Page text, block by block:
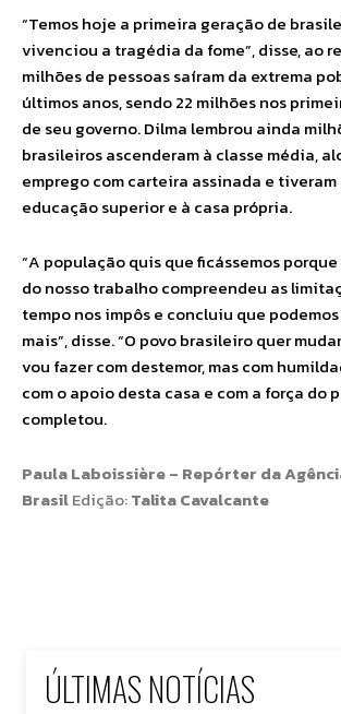
“Temos hoje a primeira geração de
vivenciou a tragédia da fome”, disse, ao
milhões de pessoas saíram da extrema
últimos anos, sendo 22 milhões nos
de seu governo. Dilma lembrou ainda
brasileiros ascenderam à classe média,
emprego com carteira assinada e tiveram
educação superior e à casa própria.
“A população quis que ficássemos
do nosso trabalho compreendeu as
tempo nos impôs e concluiu que
mais”, disse. “O povo brasileiro quer
vou fazer com destemor, mas com
com o apoio desta casa e com a força do
completou.
Paula Laboissière – Repórter da
BrasilEdição:Talita Cavalcante
ÚLTIMAS NOTÍCIAS